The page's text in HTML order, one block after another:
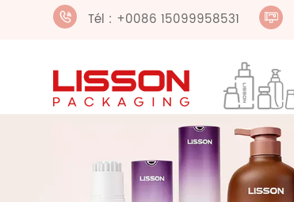
Tél : +0086 15099958531